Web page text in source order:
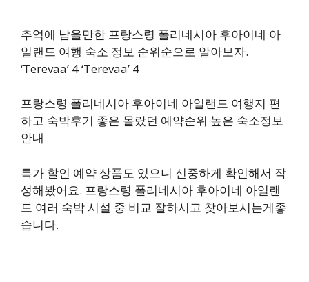
추억에 남을만한 프랑스령 폴리네시아 후아이네 아
일랜드 여행 숙소 정보 순위순으로 알아보자.
‘Terevaa’ 4 ‘Terevaa’ 4
프랑스령 폴리네시아 후아이네 아일랜드 여행지 편
하고 숙박후기 좋은 몰랐던 예약순위 높은 숙소정보
안내
특가 할인 예약 상품도 있으니 신중하게 확인해서 작
성해봤어요. 프랑스령 폴리네시아 후아이네 아일랜
드 여러 숙박 시설 중 비교 잘하시고 찾아보시는게좋
습니다.